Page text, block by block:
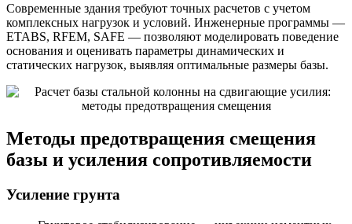
Современные здания требуют точных расчетов с учетом
комплексных нагрузок и условий. Инженерные программы —
ETABS, RFEM, SAFE — позволяют моделировать поведение
основания и оценивать параметры динамических и
статических нагрузок, выявляя оптимальные размеры базы.
Методы предотвращения смещения
базы и усиления сопротивляемости
Усиление грунта